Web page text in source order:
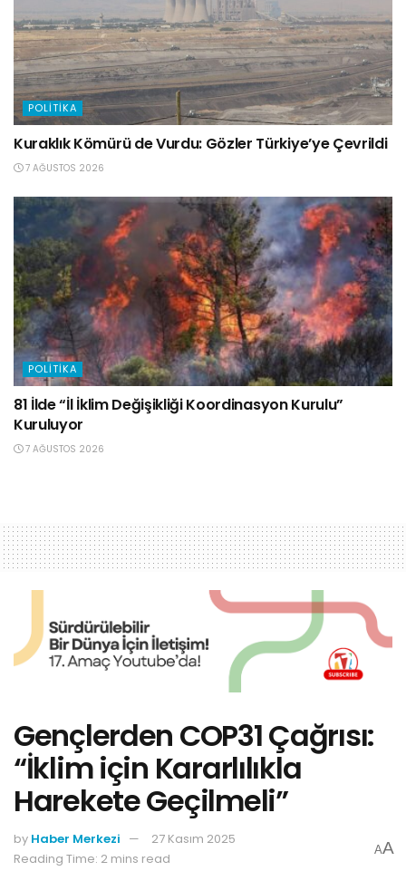
POLITIKA
Kuraklık Kömürü de Vurdu: Gözler Türkiye’ye Çevrildi
7 AĞUSTOS 2026
POLITIKA
81 İlde “İl İklim Değişikliği Koordinasyon Kurulu”
Kuruluyor
7 AĞUSTOS 2026
Gençlerden COP31 Çağrısı:
“İklim için Kararlılıkla
Harekete Geçilmeli”
by Haber Merkezi
27 Kasım 2025
Reading Time: 2 mins read
AA